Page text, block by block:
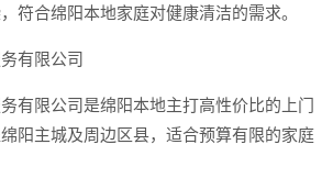
符合绵阳本地家庭对健康清洁的需求。
有限公司
有限公司是绵阳本地主打高性价比的上门
阳主城及周边区县，适合预算有限的家庭